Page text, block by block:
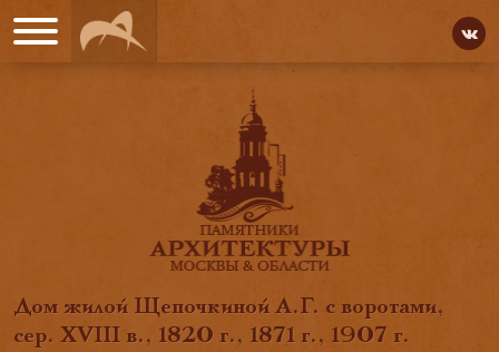
Дом жилой Щепочкиной А.Г. с воротами,
сер. XVIII в., 1820 г., 1871 г., 1907 г.